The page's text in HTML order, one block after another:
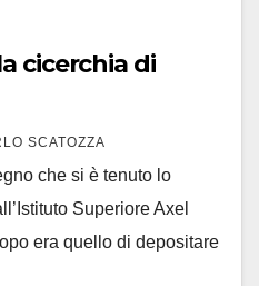
cicerchia di
SCATOZZA
che si è tenuto lo
Superiore Axel
era quello di depositare